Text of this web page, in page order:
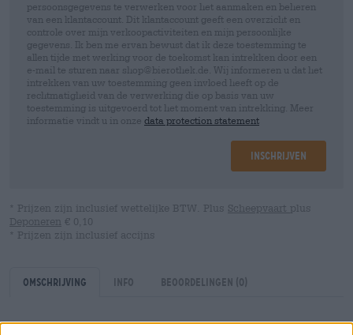
persoonsgegevens te verwerken voor het aanmaken en beheren
van een klantaccount. Dit klantaccount geeft een overzicht en
controle over mijn verkoopactiviteiten en mijn persoonlijke
gegevens. Ik ben me ervan bewust dat ik deze toestemming te
allen tijde met werking voor de toekomst kan intrekken door een
e-mail te sturen naar shop@bierothek.de. Wij informeren u dat het
intrekken van uw toestemming geen invloed heeft op de
rechtmatigheid van de verwerking die op basis van uw
toestemming is uitgevoerd tot het moment van intrekking. Meer
informatie vindt u in onze data protection statement
Inschrijven
* Prijzen zijn inclusief wettelijke BTW. Plus Scheepvaart plus
Deponeren € 0,10
* Prijzen zijn inclusief accijns
Omschrijving Info Beoordelingen (0)